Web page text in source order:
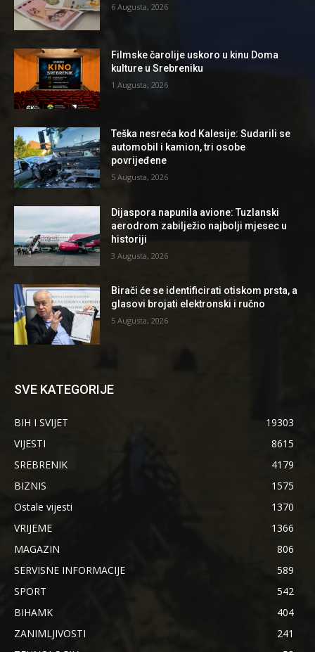
6 Augusta, 2026
Filmske čarolije uskoro u kinu Doma
kulture u Srebreniku
1 Augusta, 2026
Teška nesreća kod Kalesije: Sudarili se
automobil i kamion, tri osobe
povrijeđene
5 Augusta, 2026
Dijaspora napunila avione: Tuzlanski
aerodrom zabilježio najbolji mjesec u
historiji
3 Augusta, 2026
Birači će se identificirati otiskom prsta, a
glasovi brojati elektronski i ručno
5 Augusta, 2026
SVE KATEGORIJE
BIH I SVIJET
19303
VIJESTI
8615
SREBRENIK
4179
BIZNIS
1575
Ostale vijesti
1370
VRIJEME
1366
MAGAZIN
806
SERVISNE INFORMACIJE
589
SPORT
542
BIHAMK
404
ZANIMLJIVOSTI
241